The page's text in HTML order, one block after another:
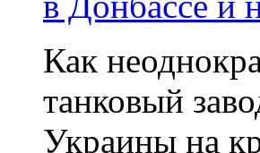
Как
танковый
Украины на